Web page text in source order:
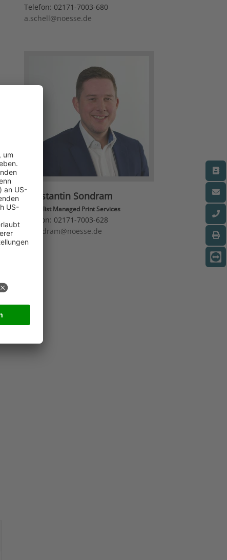
Telefon: 02171-7003-680
a.schell@noesse.de
Konstantin Sondram
Spezialist Managed Print Services
Telefon: 02171-7003-628
k.sondram@noesse.de